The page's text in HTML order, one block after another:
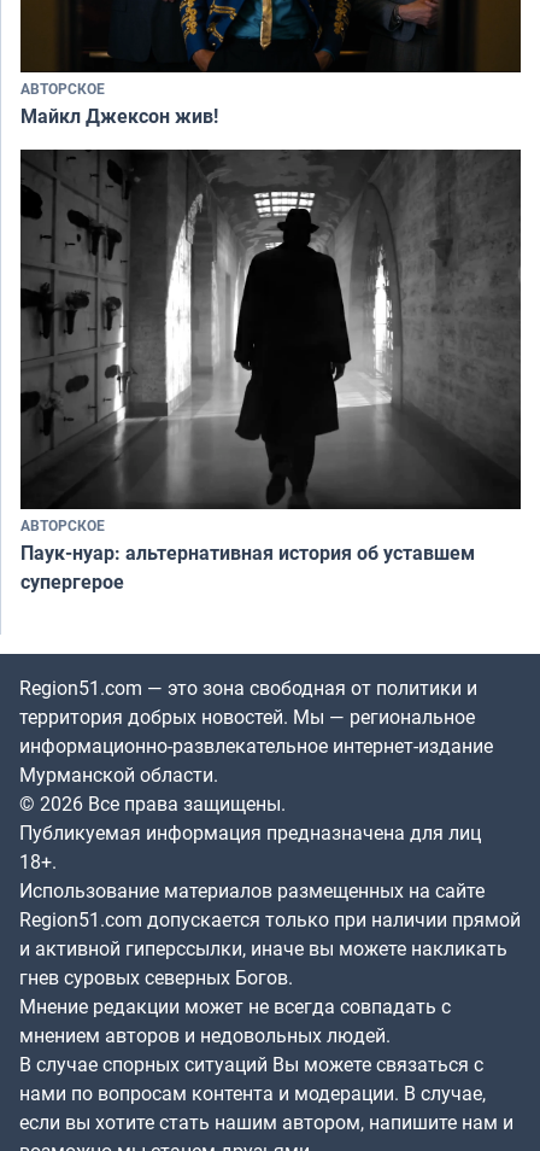
АВТОРСКОЕ
Майкл Джексон жив!
АВТОРСКОЕ
Паук-нуар: альтернативная история об уставшем
супергерое
Region51.com — это зона свободная от политики и
территория добрых новостей. Мы — региональное
информационно-развлекательное интернет-издание
Мурманской области.
© 2026 Все права защищены.
Публикуемая информация предназначена для лиц
18+.
Использование материалов размещенных на сайте
Region51.com допускается только при наличии прямой
и активной гиперссылки, иначе вы можете накликать
гнев суровых северных Богов.
Мнение редакции может не всегда совпадать с
мнением авторов и недовольных людей.
В случае спорных ситуаций Вы можете связаться с
нами по вопросам контента и модерации. В случае,
если вы хотите стать нашим автором, напишите нам и